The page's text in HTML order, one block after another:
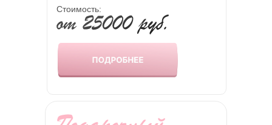
Cтоимость: